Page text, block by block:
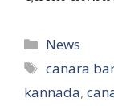
Categories
News
Tags
canara
kannada,